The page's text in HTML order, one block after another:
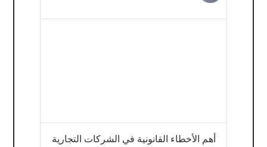
أهم الأخطاء القانونية في الشركات التجارية